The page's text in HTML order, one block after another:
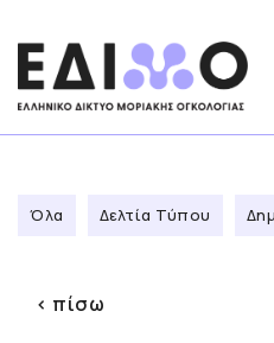
to
content
Όλα Δελτία Τύπου
< πίσω